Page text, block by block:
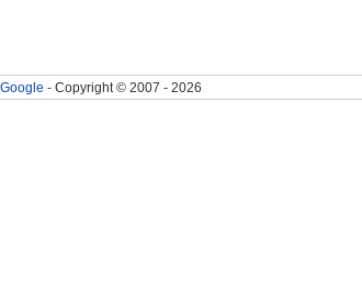
Google - Copyright © 2007 - 2026